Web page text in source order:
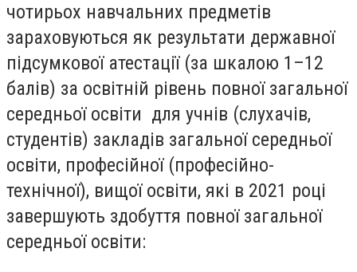
чотирьох навчальних предметів
зараховуються як результати державної
підсумкової атестації (за шкалою 1–12
балів) за освітній рівень повної загальної
середньої освіти для учнів (слухачів,
студентів) закладів загальної середньої
освіти, професійної (професійно-
технічної), вищої освіти, які в 2021 році
завершують здобуття повної загальної
середньої освіти: